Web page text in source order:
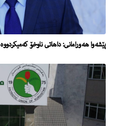
پێشه‌وا هه‌ورامانى: داهاتى ناوخۆ كه‌میكردووه‌